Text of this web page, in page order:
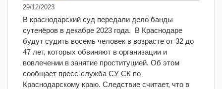
29/12/2023
В краснодарский суд передали дело банды
сутенёров в декабре 2023 года. В Краснодаре
будут судить восемь человек в возрасте от 32 до
47 лет, которых обвиняют в организации и
вовлечении в занятие проституцией. Об этом
сообщает пресс-служба СУ СК по
Краснодарскому краю. Следствие считает, что в